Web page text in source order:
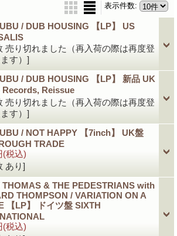
表示件数:
/ DUB HOUSING 【LP】 US
売り切れました（再入荷の際は再度登
す）]
/ DUB HOUSING 【LP】 新品 UK
Records, Reissue
売り切れました（再入荷の際は再度登
す）]
/ NOT HAPPY 【7inch】 UK盤
TRADE
(税込)
あり]
THOMAS & THE PEDESTRIANS with
THOMPSON / VARIATION ON A
【LP】 ドイツ盤 SIXTH
(税込)